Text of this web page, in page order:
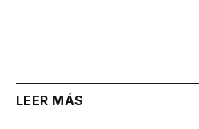
LEER MÁS